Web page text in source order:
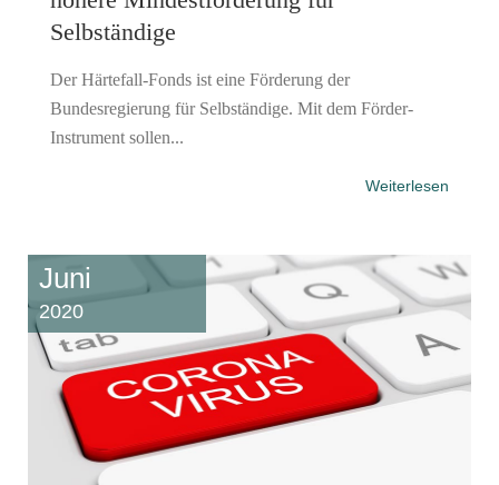
Selbständige
Der Härtefall-Fonds ist eine Förderung der
Bundesregierung für Selbständige. Mit dem Förder-
Instrument sollen...
Weiterlesen
Juni
2020